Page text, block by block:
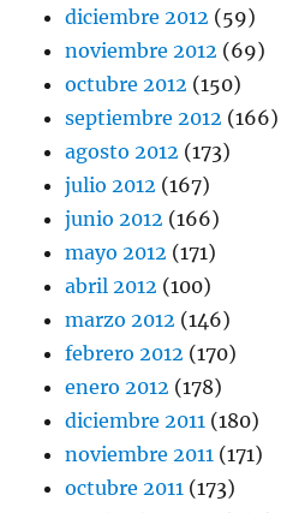
diciembre 2012 (59)
noviembre 2012 (69)
octubre 2012 (150)
septiembre 2012 (166)
agosto 2012 (173)
julio 2012 (167)
junio 2012 (166)
mayo 2012 (171)
abril 2012 (100)
marzo 2012 (146)
febrero 2012 (170)
enero 2012 (178)
diciembre 2011 (180)
noviembre 2011 (171)
octubre 2011 (173)